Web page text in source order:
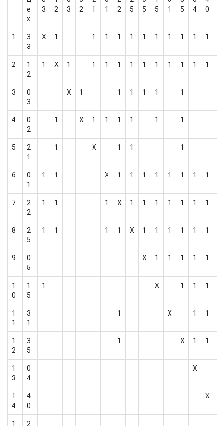
е
х
3
2
3
2
1
1
2
5
5
5
1
5
4
0
1
3
3
Х 1 1 1 1 1 1 1 1 1 1 1
2
1
2
1 Х 1 1 1 1 1 1 1 1 1 1 1
3
0
3
Х 1 1 1 1 1 1
4
0
2
1 Х 1 1 1 1 1 1
5
2
1
1 Х 1 1 1
6
0
1
1 1 Х 1 1 1 1 1 1 1 1
7
2
2
1 1 1 Х 1 1 1 1 1 1 1
8
2
5
1 1 1 1 Х 1 1 1 1 1 1
9
0
5
Х 1 1 1 1 1
1
0
1
5
1 Х 1 1 1
1
1
3
1
1 Х 1 1
1
2
3
5
1 Х 1 1
1
3
0
4
Х
1
4
4
0
Х
1
2